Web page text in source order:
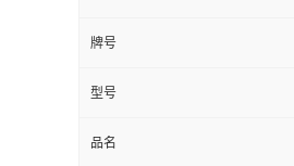
牌号
型号
品名